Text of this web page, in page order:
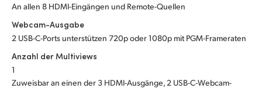
An allen 8 HDMI-Eingängen und Remote-Quellen
Webcam-Ausgabe
2 USB-C-Ports unterstützen 720p oder 1080p mit PGM-Frameraten
Anzahl der Multiviews
1
Zuweisbar an einen der 3 HDMI-Ausgänge, 2 USB-C-Webcam-